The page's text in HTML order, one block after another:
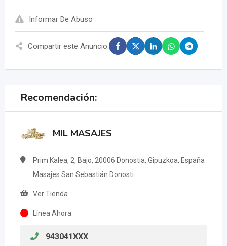
Informar De Abuso
Compartir este Anuncio:
Recomendación:
MIL MASAJES
Prim Kalea, 2, Bajo, 20006 Donostia, Gipuzkoa, España
Masajes San Sebastián Donosti
Ver Tienda
Línea Ahora
943041XXX